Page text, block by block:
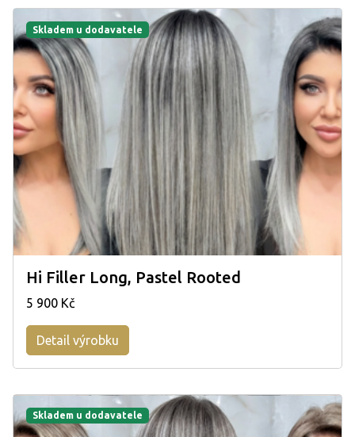
Skladem u dodavatele
Hi Filler Long, Pastel Rooted
5 900 Kč
Detail výrobku
Skladem u dodavatele